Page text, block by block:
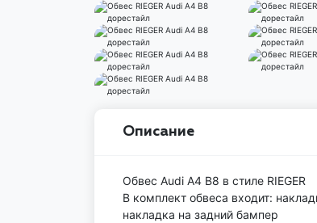
Описание
Обвес Audi A4 B8 в стиле RIEGER
В комплект обвеса входит:
накладка на задний бампер